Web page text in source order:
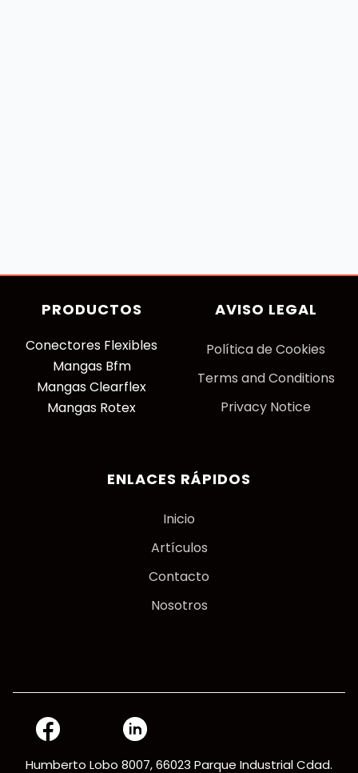
PRODUCTOS
Conectores Flexibles
Mangas Bfm
Mangas Clearflex
Mangas Rotex
AVISO LEGAL
Política de Cookies
Terms and Conditions
Privacy Notice
ENLACES RÁPIDOS
Inicio
Artículos
Contacto
Nosotros
Humberto Lobo 8007, 66023 Parque Industrial Cdad.